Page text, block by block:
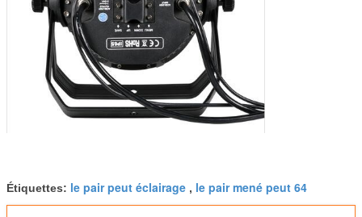
Étiquettes: le pair peut éclairage , le pair mené peut 64